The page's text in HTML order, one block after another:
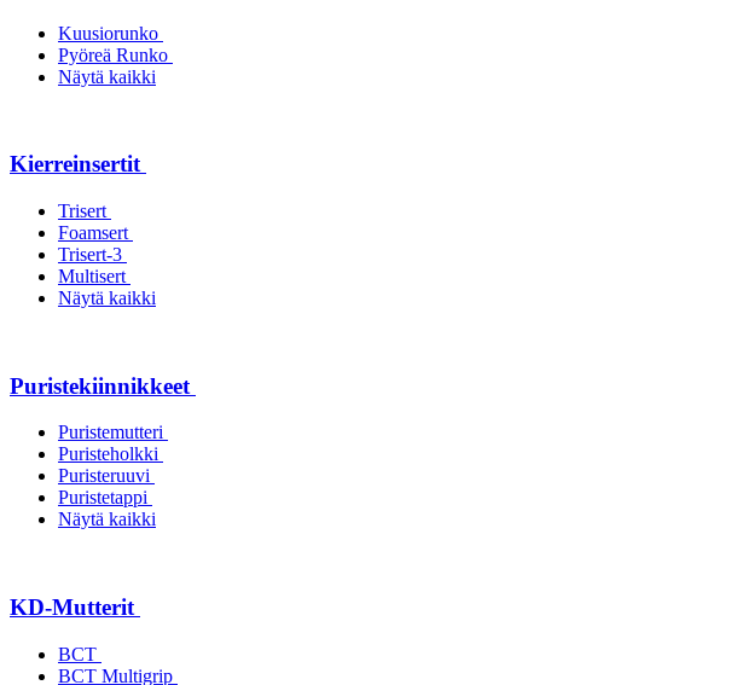
Kuusiorunko
Pyöreä Runko
Näytä kaikki
Kierreinsertit
Trisert
Foamsert
Trisert-3
Multisert
Näytä kaikki
Puristekiinnikkeet
Puristemutteri
Puristeholkki
Puristeruuvi
Puristetappi
Näytä kaikki
KD-Mutterit
BCT
BCT Multigrip